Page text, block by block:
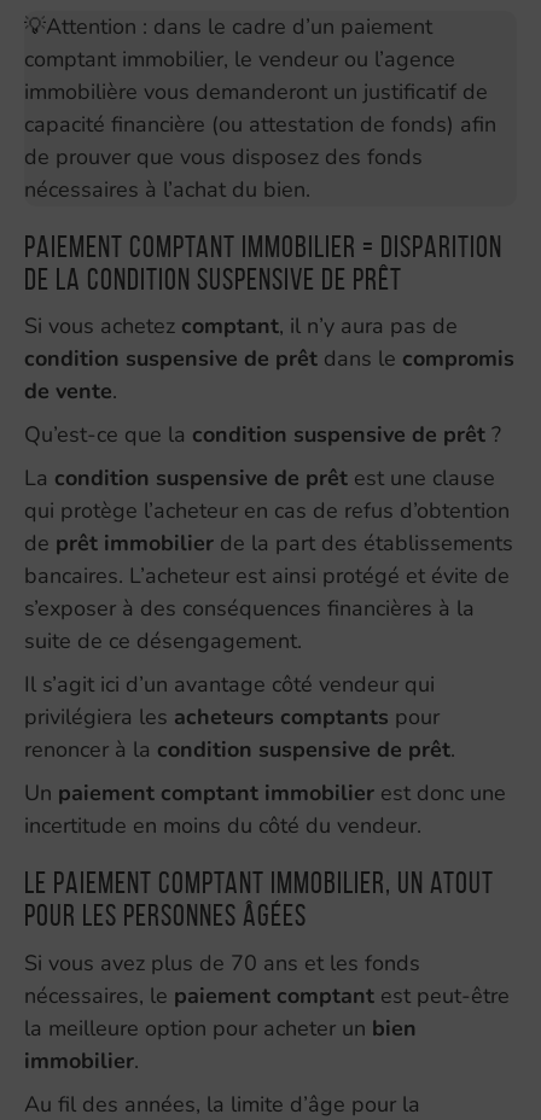
💡Attention : dans le cadre d’un paiement
comptant immobilier, le vendeur ou l’agence
immobilière vous demanderont un justificatif de
capacité financière (ou attestation de fonds) afin
de prouver que vous disposez des fonds
nécessaires à l’achat du bien.
Paiement comptant immobilier = disparition
de la condition suspensive de prêt
Si vous achetez comptant, il n’y aura pas de
condition suspensive de prêt dans le compromis
de vente.
Qu’est-ce que la condition suspensive de prêt ?
La condition suspensive de prêt est une clause
qui protège l’acheteur en cas de refus d’obtention
de prêt immobilier de la part des établissements
bancaires. L’acheteur est ainsi protégé et évite de
s’exposer à des conséquences financières à la
suite de ce désengagement.
Il s’agit ici d’un avantage côté vendeur qui
privilégiera les acheteurs comptants pour
renoncer à la condition suspensive de prêt.
Un paiement comptant immobilier est donc une
incertitude en moins du côté du vendeur.
Le paiement comptant immobilier, un atout
pour les personnes âgées
Si vous avez plus de 70 ans et les fonds
nécessaires, le paiement comptant est peut-être
la meilleure option pour acheter un bien
immobilier.
Au fil des années, la limite d’âge pour la